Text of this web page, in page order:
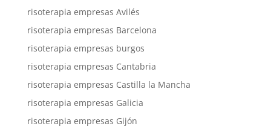
risoterapia empresas Avilés
risoterapia empresas Barcelona
risoterapia empresas burgos
risoterapia empresas Cantabria
risoterapia empresas Castilla la Mancha
risoterapia empresas Galicia
risoterapia empresas Gijón